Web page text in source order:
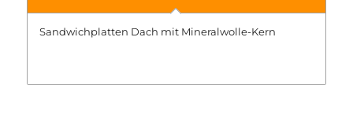
Sandwichplatten Dach mit Mineralwolle-Kern